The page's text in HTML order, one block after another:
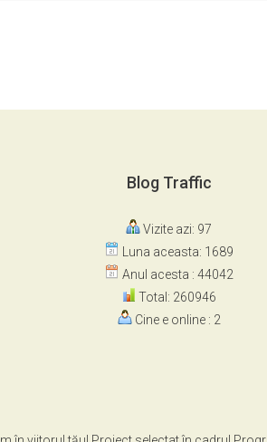
Blog Traffic
Vizite azi: 97
Luna aceasta: 1689
Anul acesta : 44042
Total: 260946
Cine e online : 2